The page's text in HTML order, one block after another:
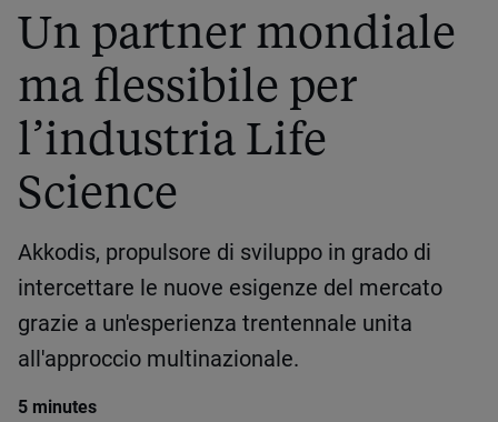
Un partner mondiale
ma flessibile per
l’industria Life
Science
Akkodis, propulsore di sviluppo in grado di
intercettare le nuove esigenze del mercato
grazie a un'esperienza trentennale unita
all'approccio multinazionale.
5 minutes